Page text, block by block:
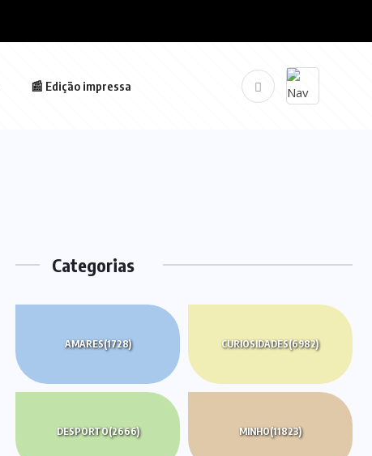
📰 Edição impressa
Categorias
AMARES(1728) CURIOSIDADES(6982)
DESPORTO(2666) MINHO(11823)